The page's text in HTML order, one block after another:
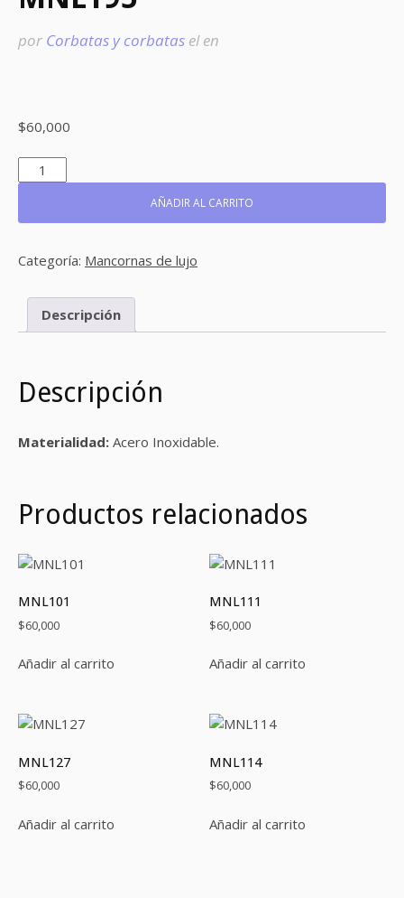
por Corbatas y corbatas elen
$60,000
MNL195
CANTIDAD
AÑADIR AL CARRITO
Categoría: Mancornas de lujo
Descripción
Descripción
Materialidad: Acero Inoxidable.
Productos relacionados
MNL101
$60,000
Añadir al carrito
MNL111
$60,000
Añadir al carrito
MNL127
$60,000
Añadir al carrito
MNL114
$60,000
Añadir al carrito